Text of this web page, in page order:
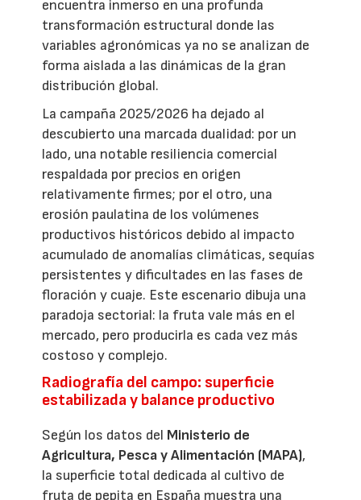
encuentra inmerso en una profunda
transformación estructural donde las
variables agronómicas ya no se analizan de
forma aislada a las dinámicas de la gran
distribución global.
La campaña 2025/2026 ha dejado al
descubierto una marcada dualidad: por un
lado, una notable resiliencia comercial
respaldada por precios en origen
relativamente firmes; por el otro, una
erosión paulatina de los volúmenes
productivos históricos debido al impacto
acumulado de anomalías climáticas, sequías
persistentes y dificultades en las fases de
floración y cuaje. Este escenario dibuja una
paradoja sectorial: la fruta vale más en el
mercado, pero producirla es cada vez más
costoso y complejo.
Radiografía del campo: superficie
estabilizada y balance productivo
Según los datos del Ministerio de
Agricultura, Pesca y Alimentación (MAPA),
la superficie total dedicada al cultivo de
fruta de pepita en España muestra una